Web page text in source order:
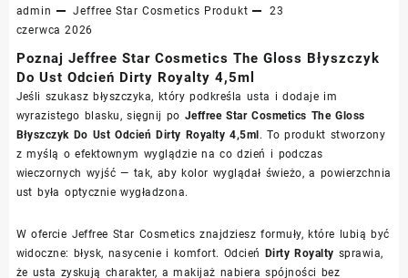
admin Jeffree Star Cosmetics Produkt
23
czerwca 2026
Poznaj Jeffree Star Cosmetics The Gloss Błyszczyk
Do Ust Odcień Dirty Royalty 4,5ml
Jeśli szukasz błyszczyka, który podkreśla usta i dodaje im
wyrazistego blasku, sięgnij po Jeffree Star Cosmetics The Gloss
Błyszczyk Do Ust Odcień Dirty Royalty 4,5ml. To produkt stworzony
z myślą o efektownym wyglądzie na co dzień i podczas
wieczornych wyjść — tak, aby kolor wyglądał świeżo, a powierzchnia
ust była optycznie wygładzona.
W ofercie Jeffree Star Cosmetics znajdziesz formuły, które lubią być
widoczne: błysk, nasycenie i komfort. Odcień Dirty Royalty sprawia,
że usta zyskują charakter, a makijaż nabiera spójności bez